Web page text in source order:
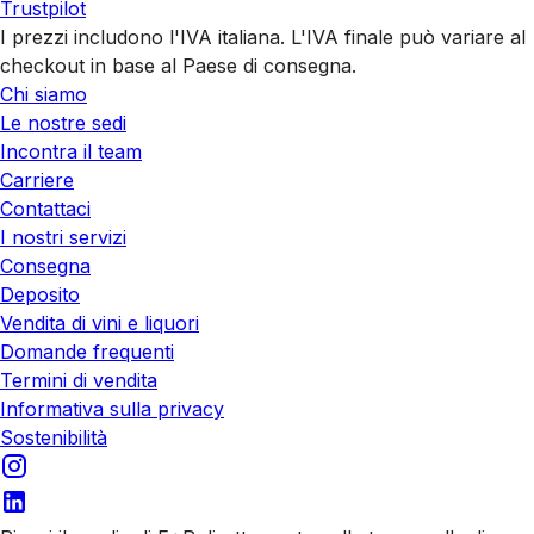
Trustpilot
I prezzi includono l'IVA italiana. L'IVA finale può variare al
checkout in base al Paese di consegna.
Chi siamo
Le nostre sedi
Incontra il team
Carriere
Contattaci
I nostri servizi
Consegna
Deposito
Vendita di vini e liquori
Domande frequenti
Termini di vendita
Informativa sulla privacy
Sostenibilità